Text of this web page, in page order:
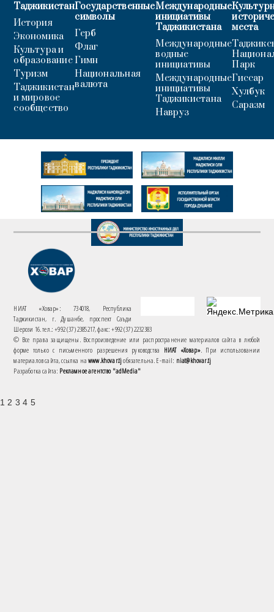
Таджикистан
История
Экономика
Культура и
образование
Туризм
Таджикистан
и мировое
сообщество
Государственные
символы
Герб
Флаг
Гимн
Национальная
валюта
Международные
инициативы
Таджикистана
Международные
водные
инициативы
Международные
инициативы
Таджикистана
Навруз
места
Парк
Гиссар
Хулбук
Саразм
НИАТ «Ховар»: 734018, Республика
Таджикистан, г. Душанбе, проспект Саъди
Шерози 16. тел.: +992 (37) 2385217, факс: +992 (37) 2232383
© Все права защищены. Воспроизведение или распространение материалов сайта в любой
форме только с письменного разрешения руководства НИАТ «Ховар». При использовании
материалов сайта, ссылка наwww.khovar.tjобязательна. E-mail: niat@khovar.tj
Разработка сайта: Рекламное агентство "adMedia"
1 2 3 4 5